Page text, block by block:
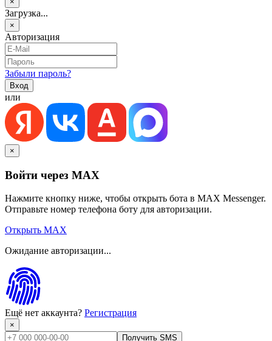
Загрузка...
×
Авторизация
Забыли пароль?
или
×
Войти через MAX
Нажмите кнопку ниже, чтобы открыть бота в MAX Messenger.
Отправьте номер телефона боту для авторизации.
Открыть MAX
Ожидание авторизации...
Ещё нет аккаунта? Регистрация
×
Получить SMS